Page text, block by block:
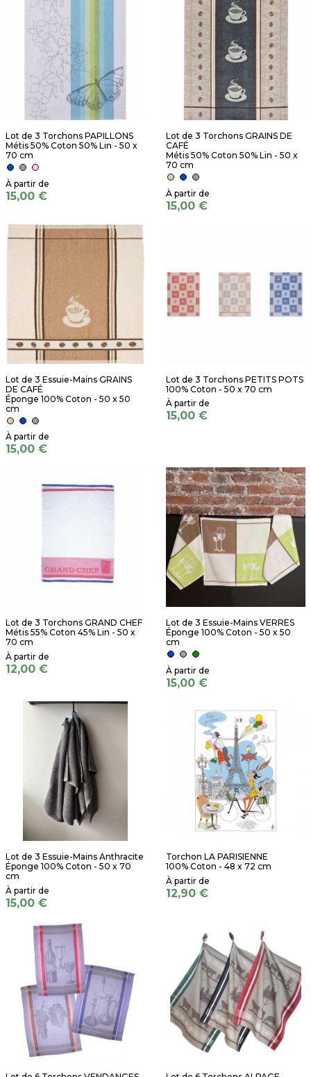
Lot de 3 Torchons PAPILLONS
Métis 50% Coton 50% Lin - 50 x
70 cm
15,00 €
Lot de 3 Torchons GRAINS DE
CAFÉ
Métis 50% Coton 50% Lin - 50 x
70 cm
15,00 €
Lot de 3 Essuie-Mains GRAINS
DE CAFÉ
Éponge 100% Coton - 50 x 50
cm
15,00 €
Lot de 3 Torchons PETITS POTS
100% Coton - 50 x 70 cm
15,00 €
Lot de 3 Torchons GRAND CHEF
Métis 55% Coton 45% Lin - 50 x
70 cm
12,00 €
Lot de 3 Essuie-Mains VERRES
Éponge 100% Coton - 50 x 50
cm
15,00 €
Lot de 3 Essuie-Mains Anthracite
Éponge 100% Coton - 50 x 70
cm
15,00 €
Torchon LA PARISIENNE
100% Coton - 48 x 72 cm
12,90 €